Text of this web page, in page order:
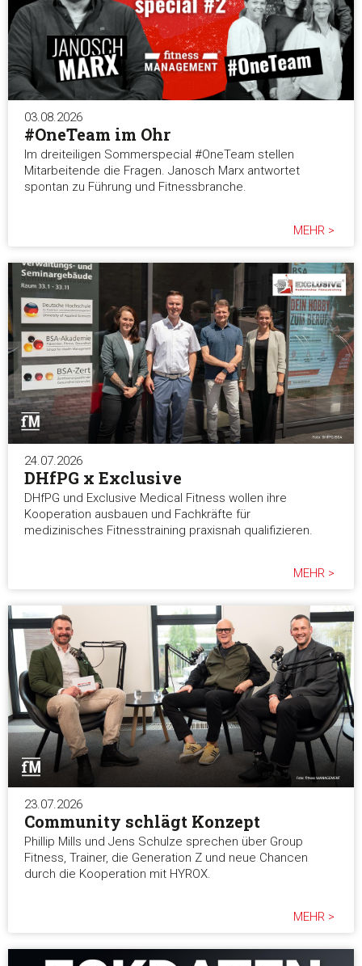
03.08.2026
#OneTeam im Ohr
Im dreiteiligen Sommerspecial #OneTeam stellen
Mitarbeitende die Fragen. Janosch Marx antwortet
spontan zu Führung und Fitnessbranche.
MEHR >
24.07.2026
DHfPG x Exclusive
DHfPG und Exclusive Medical Fitness wollen ihre
Kooperation ausbauen und Fachkräfte für
medizinisches Fitnesstraining praxisnah qualifizieren.
MEHR >
23.07.2026
Community schlägt Konzept
Phillip Mills und Jens Schulze sprechen über Group
Fitness, Trainer, die Generation Z und neue Chancen
durch die Kooperation mit HYROX.
MEHR >